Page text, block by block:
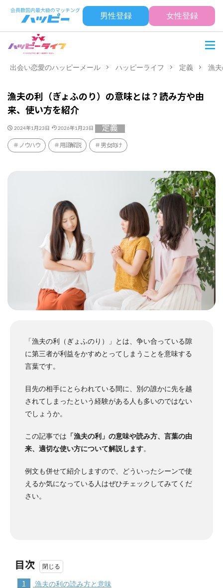
男性登録 女性登録
出会い恋愛のハッピーメール ハッピーライフ 定義 漁
漁夫の利（ぎょふのり）の意味とは？読み方や由
来、使い方を紹介
2024年1月23日 2026年1月23日 定義
ノウハウ 用語解説 男女向け
「漁夫の利（ぎょふのり）」とは、争い合っている隙
に第三者が利益をかすめとってしまうことを意味する
言葉です。
目先の相手にとらわれている間に、別の誰かに先を越
されてしまったという経験がある人も多いのではない
でしょうか。
この記事では 「漁夫の利」の意味や読み方、言葉の由
来、適切な使い方について解説します。
例文も併せて紹介しますので、どういったシーンで使
えるか気になっている人はぜひチェックしてみてくだ
さい。
目次
1 漁夫の利の読み方と意味